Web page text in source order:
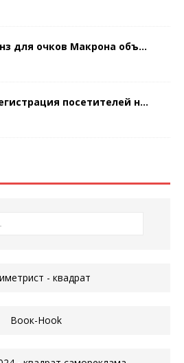
для очков Макрона объ...
посетителей н...